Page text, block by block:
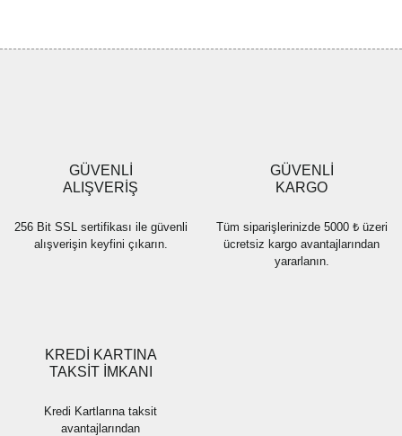
Ürün fiyatı diğer sitelerden daha pahalı.
Bu ürüne benzer farklı alternatifler olmalı.
GÜVENLİ
ALIŞVERİŞ
256 Bit SSL sertifikası ile güvenli
alışverişin keyfini çıkarın.
GÜVENLİ
KARGO
Tüm siparişlerinizde 5000 ₺ üzeri
ücretsiz kargo avantajlarından
yararlanın.
KREDİ KARTINA
TAKSİT İMKANI
Kredi Kartlarına taksit
avantajlarından